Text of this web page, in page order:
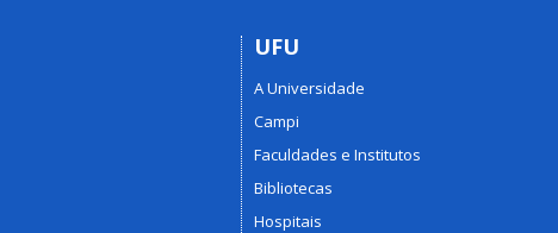
UFU
A Universidade
Campi
Faculdades e Institutos
Bibliotecas
Hospitais